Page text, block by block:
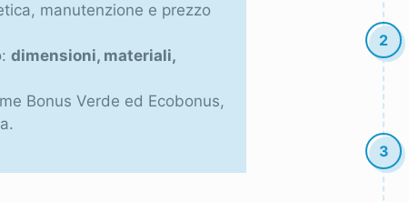
manutenzione e prezzo
dimensioni, materiali,
Bonus Verde ed Ecobonus,
2
3